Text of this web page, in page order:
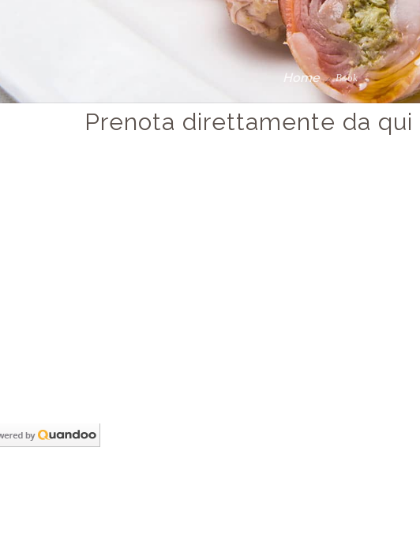
Home Book
Prenota direttamente da